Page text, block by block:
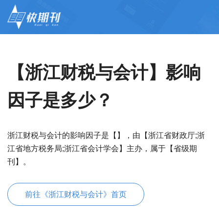
【浙江财税与会计】影响
因子是多少？
浙江财税与会计的影响因子是【】，由【浙江省财政厅;浙
江省地方税务局;浙江省会计学会】主办，属于【省级期
刊】。
前往《浙江财税与会计》首页